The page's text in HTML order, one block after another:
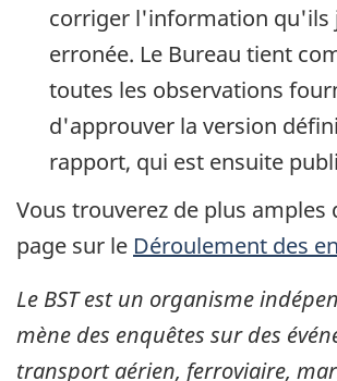
corriger l'information qu'ils
erronée. Le Bureau tient
toutes les observations
d'approuver la version
rapport, qui est ensuite
Vous trouverez de plus amples
page sur le Déroulement des
Le BST est un organisme
mène des enquêtes sur des
transport aérien, ferroviaire,